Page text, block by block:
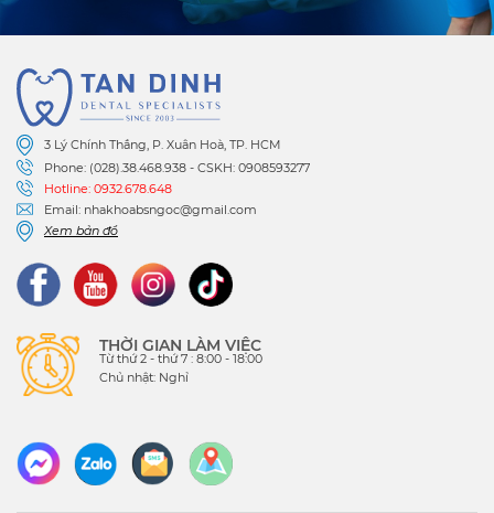
3 Lý Chính Thắng, P. Xuân Hoà, TP. HCM
Phone: (028).38.468.938 - CSKH: 0908593277
Hotline: 0932.678.648
Email: nhakhoabsngoc@gmail.com
Xem bản đồ
THỜI GIAN LÀM VIỆC
Từ thứ 2 - thứ 7 : 8:00 - 18:00
Chủ nhật: Nghỉ